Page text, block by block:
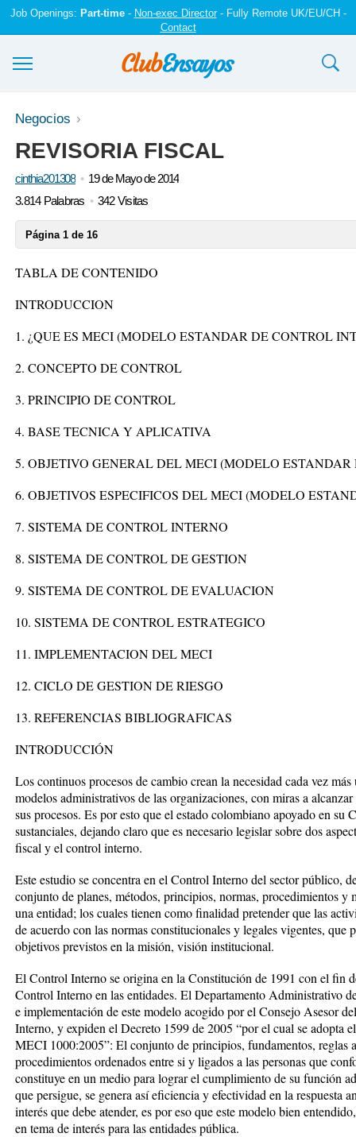
Job Openings: Part-time- Non-exec Director- Fully Remote UK/EU/CH -
Contact
Ensayos y trabajos
Registrarse
Iniciar sesión
Negocios
REVISORIA FISCAL
cinthia201308
19 de Mayo de 2014
3.814 Palabras
342 Visitas
Página 1 de 16
TABLA DE CONTENIDO
INTRODUCCION
1. ¿QUE ES MECI (MODELO ESTANDAR DE CONTROL
2. CONCEPTO DE CONTROL
3. PRINCIPIO DE CONTROL
4. BASE TECNICA Y APLICATIVA
5. OBJETIVO GENERAL DEL MECI (MODELO
6. OBJETIVOS ESPECIFICOS DEL MECI (MODELO
7. SISTEMA DE CONTROL INTERNO
8. SISTEMA DE CONTROL DE GESTION
9. SISTEMA DE CONTROL DE EVALUACION
10. SISTEMA DE CONTROL ESTRATEGICO
11. IMPLEMENTACION DEL MECI
12. CICLO DE GESTION DE RIESGO
13. REFERENCIAS BIBLIOGRAFICAS
INTRODUCCIÓN
Los continuos procesos de cambio crean la necesidad cada vez
modelos administrativos de las organizaciones, con miras a
sus procesos. Es por esto que el estado colombiano apoyado en
sustanciales, dejando claro que es necesario legislar sobre dos
fiscal y el control interno.
Este estudio se concentra en el Control Interno del sector público,
conjunto de planes, métodos, principios, normas, procedimientos y
una entidad; los cuales tienen como finalidad pretender que las
de acuerdo con las normas constitucionales y legales vigentes, que
objetivos previstos en la misión, visión institucional.
El Control Interno se origina en la Constitución de 1991 con el fin
Control Interno en las entidades. El Departamento Administrativo
e implementación de este modelo acogido por el Consejo Asesor
Interno, y expiden el Decreto 1599 de 2005 “por el cual se adopta
MECI 1000:2005”: El conjunto de principios, fundamentos, reglas
procedimientos ordenados entre si y ligados a las personas que
constituye en un medio para lograr el cumplimiento de su función
que persigue, se genera así eficiencia y efectividad en la respuesta
interés que debe atender, es por eso que este modelo bien
en tema de interés para las entidades pública.